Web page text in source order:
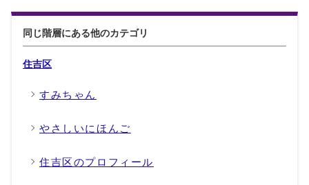
同じ階層にある他のカテゴリ
住吉区
すみちゃん
やさしいにほんご
住吉区のプロフィール